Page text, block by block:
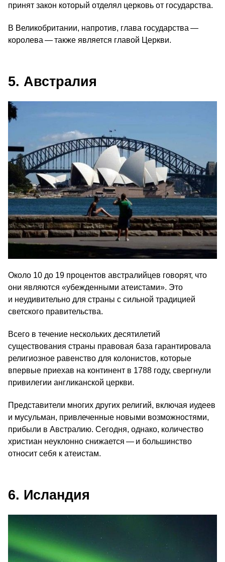
принят закон который отделял церковь от государства.
В Великобритании, напротив, глава государства —
королева — также является главой Церкви.
5. Австралия
Около 10 до 19 процентов австралийцев говорят, что
они являются «убежденными атеистами». Это
и неудивительно для страны с сильной традицией
светского правительства.
Всего в течение нескольких десятилетий
существования страны правовая база гарантировала
религиозное равенство для колонистов, которые
впервые приехав на континент в 1788 году, свергнули
привилегии англиканской церкви.
Представители многих других религий, включая иудеев
и мусульман, привлеченные новыми возможностями,
прибыли в Австралию. Сегодня, однако, количество
христиан неуклонно снижается — и большинство
относит себя к атеистам.
6. Исландия